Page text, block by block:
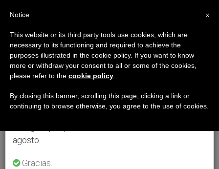
×
Aviso importante
Del 27 de julio al 7 de agosto haremos la pausa
anual, aprovechando que en el periodo de verano
se generan menos informaciones y también el
agosto.
Gracias.
x
Notice
This website or its third party tools use cookies, which are
necessary to its functioning and required to achieve the
purposes illustrated in the cookie policy. If you want to know
more or withdraw your consent to all or some of the cookies,
please refer to the cookie policy
By closing this banner, scrolling this page, clicking a link or
continuing to browse otherwise, you agree to the use of cookies.